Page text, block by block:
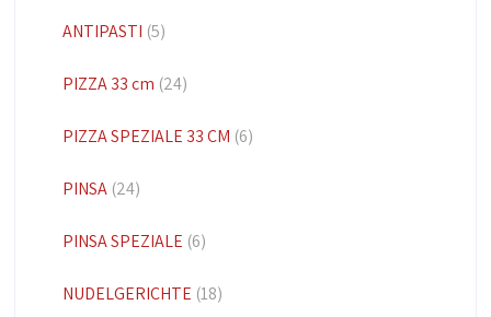
ANTIPASTI (5)
PIZZA 33 cm (24)
PIZZA SPEZIALE 33 CM (6)
PINSA (24)
PINSA SPEZIALE (6)
NUDELGERICHTE (18)